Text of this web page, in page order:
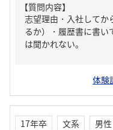
【質問内容】
志望理由・入社してか
るか）・履歴書に書い
は聞かれない。
体験
17年卒 文系
男性